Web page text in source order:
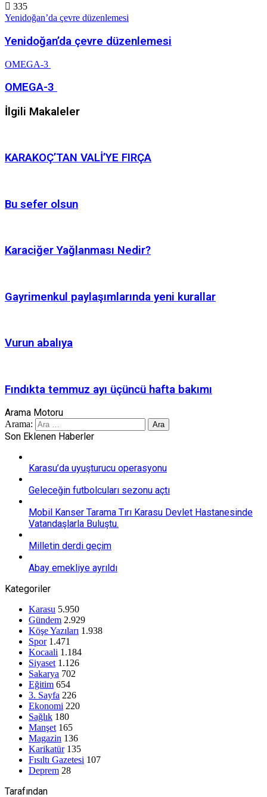
335
Yenidoğan’da çevre düzenlemesi
Yenidoğan’da çevre düzenlemesi
OMEGA-3
OMEGA-3
İlgili Makaleler
KARAKOÇ’TAN VALİ’YE FIRÇA
Bu sefer olsun
Karaciğer Yağlanması Nedir?
Gayrimenkul paylaşımlarında yeni kurallar
Vurun abalıya
Fındıkta temmuz ayı üçüncü hafta bakımı
Arama Motoru
Arama:
Son Eklenen Haberler
Karasu’da uyuşturucu operasyonu
Geleceğin futbolcuları sezonu açtı
Mobil Kanser Tarama Tırı Karasu Devlet Hastanesinde
Vatandaşlarla Buluştu.
Milletin derdi geçim
Abay emekliye ayrıldı
Kategoriler
Karasu 5.950
Gündem 2.929
Köşe Yazıları 1.938
Spor 1.471
Kocaali 1.184
Siyaset 1.126
Sakarya 702
Eğitim 654
3. Sayfa 226
Ekonomi 220
Sağlık 180
Manşet 165
Magazin 136
Karikatür 135
Fısıltı Gazetesi 107
Deprem 28
Tarafından